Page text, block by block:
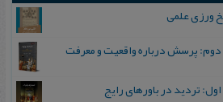
ورزی علمی
دوم: پرسش درباره واقعیت و معرفت
تردید در باورهای رایج